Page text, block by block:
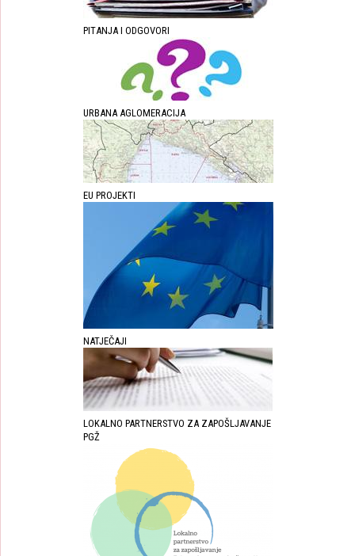
PITANJA I ODGOVORI
URBANA AGLOMERACIJA
EU PROJEKTI
NATJEČAJI
LOKALNO PARTNERSTVO ZA ZAPOŠLJAVANJE
PGŽ